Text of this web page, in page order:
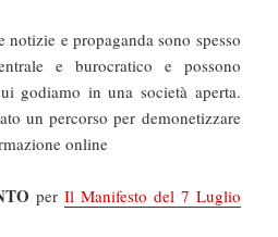
notizie e propaganda sono spesso
e burocratico e possono
godiamo in una società aperta.
un percorso per demonetizzare
online
per Il Manifesto del 7 Luglio